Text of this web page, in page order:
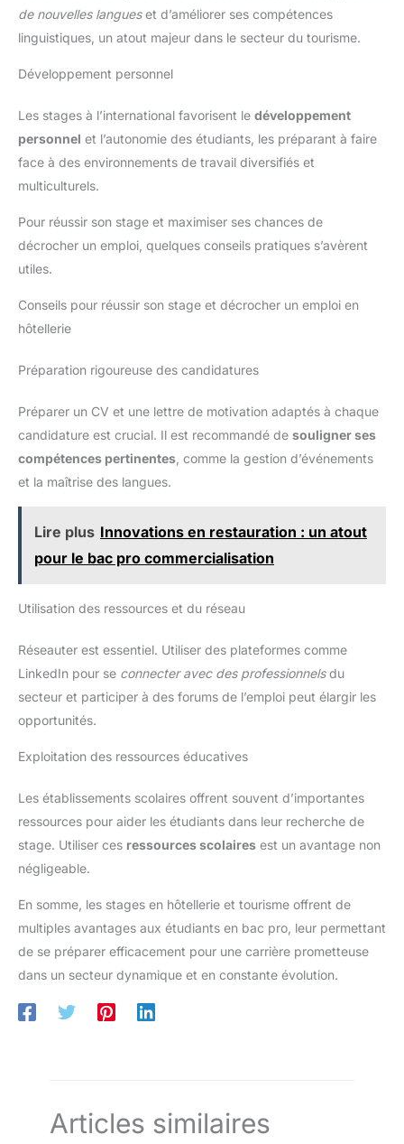
de nouvelles langueset d’améliorer ses compétences
linguistiques, un atout majeur dans le secteur du tourisme.
Développement personnel
Les stages à l’international favorisent le développement
personnel et l’autonomie des étudiants, les préparant à faire
face à des environnements de travail diversifiés et
multiculturels.
Pour réussir son stage et maximiser ses chances de
décrocher un emploi, quelques conseils pratiques s’avèrent
utiles.
Conseils pour réussir son stage et décrocher un emploi en
hôtellerie
Préparation rigoureuse des candidatures
Préparer un CV et une lettre de motivation adaptés à chaque
candidature est crucial. Il est recommandé de souligner ses
compétences pertinentes , comme la gestion d’événements
et la maîtrise des langues.
Lire plus Innovations en restauration : un atout
pour le bac pro commercialisation
Utilisation des ressources et du réseau
Réseauter est essentiel. Utiliser des plateformes comme
LinkedIn pour se connecter avec des professionnelsdu
secteur et participer à des forums de l’emploi peut élargir les
opportunités.
Exploitation des ressources éducatives
Les établissements scolaires offrent souvent d’importantes
ressources pour aider les étudiants dans leur recherche de
stage. Utiliser ces ressources scolaires est un avantage non
négligeable.
En somme, les stages en hôtellerie et tourisme offrent de
multiples avantages aux étudiants en bac pro, leur permettant
de se préparer efficacement pour une carrière prometteuse
dans un secteur dynamique et en constante évolution.
Articles similaires